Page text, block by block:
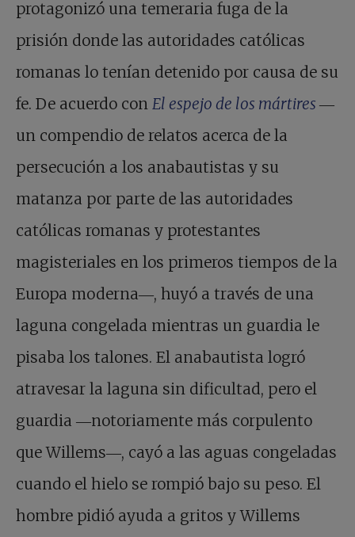
protagonizó una temeraria fuga de la
prisión donde las autoridades católicas
romanas lo tenían detenido por causa de su
fe. De acuerdo con El espejo de los mártires ―
un compendio de relatos acerca de la
persecución a los anabautistas y su
matanza por parte de las autoridades
católicas romanas y protestantes
magisteriales en los primeros tiempos de la
Europa moderna―, huyó a través de una
laguna congelada mientras un guardia le
pisaba los talones. El anabautista logró
atravesar la laguna sin dificultad, pero el
guardia ―notoriamente más corpulento
que Willems―, cayó a las aguas congeladas
cuando el hielo se rompió bajo su peso. El
hombre pidió ayuda a gritos y Willems